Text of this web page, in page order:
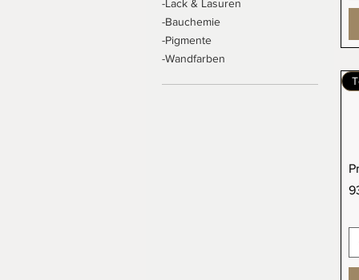
-Lack & Lasuren
-Bauchemie
-Pigmente
-Wandfarben